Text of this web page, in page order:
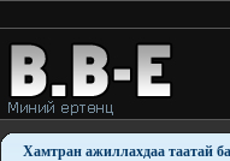
Хамтран ажиллахдаа таатай